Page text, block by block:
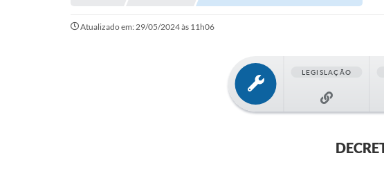
Atualizado em: 29/05/2024 às 11h06
LEGISLAÇÃO